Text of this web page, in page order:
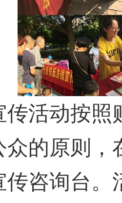
动按照
众的原则，
传咨询台。